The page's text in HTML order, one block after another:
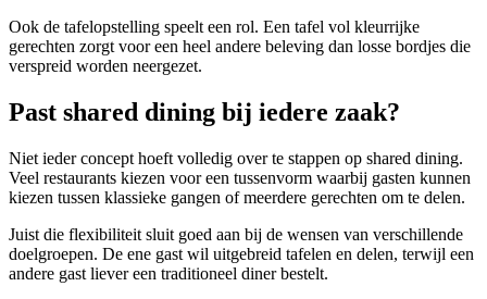
Ook de tafelopstelling speelt een rol. Een tafel vol kleurrijke
gerechten zorgt voor een heel andere beleving dan losse bordjes die
verspreid worden neergezet.
Past shared dining bij iedere zaak?
Niet ieder concept hoeft volledig over te stappen op shared dining.
Veel restaurants kiezen voor een tussenvorm waarbij gasten kunnen
kiezen tussen klassieke gangen of meerdere gerechten om te delen.
Juist die flexibiliteit sluit goed aan bij de wensen van verschillende
doelgroepen. De ene gast wil uitgebreid tafelen en delen, terwijl een
andere gast liever een traditioneel diner bestelt.